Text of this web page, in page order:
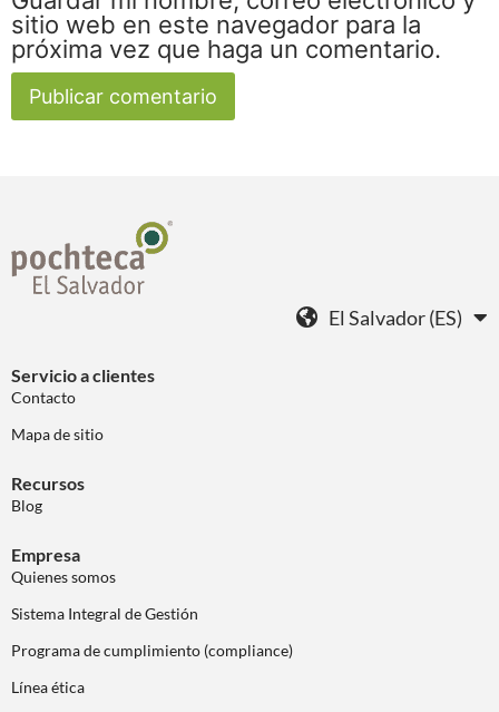
sitio web en este navegador para la
próxima vez que haga un comentario.
El Salvador (ES)
Servicio a clientes
Contacto
Mapa de sitio
Recursos
Blog
Empresa
Quienes somos
Sistema Integral de Gestión
Programa de cumplimiento (compliance)
Línea ética